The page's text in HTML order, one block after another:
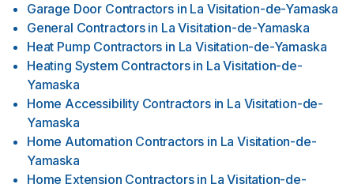
Garage Door Contractors in La Visitation-de-Yamaska
General Contractors in La Visitation-de-Yamaska
Heat Pump Contractors in La Visitation-de-Yamaska
Heating System Contractors in La Visitation-de-
Yamaska
Home Accessibility Contractors in La Visitation-de-
Yamaska
Home Automation Contractors in La Visitation-de-
Yamaska
Home Extension Contractors in La Visitation-de-